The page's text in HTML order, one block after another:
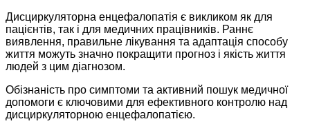
Дисциркуляторна енцефалопатія є викликом як для
пацієнтів, так і для медичних працівників. Раннє
виявлення, правильне лікування та адаптація способу
життя можуть значно покращити прогноз і якість життя
людей з цим діагнозом.
Обізнаність про симптоми та активний пошук медичної
допомоги є ключовими для ефективного контролю над
дисциркуляторною енцефалопатією.